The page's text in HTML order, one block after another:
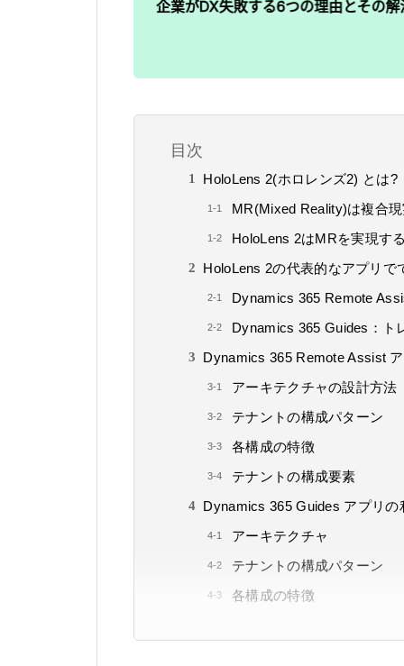
目次
HoloLens 2(ホロレンズ2) とは?
MR(Mixed Reality)は複合
HoloLens 2はMRを実現す
HoloLens 2の代表的なアプリで
Dynamics 365 Remote
Dynamics 365 Guides：ト
Dynamics 365 Remote Assist
アーキテクチャの設計方法
テナントの構成パターン
各構成の特徴
テナントの構成要素
Dynamics 365 Guides アプリの
アーキテクチャ
テナントの構成パターン
各構成の特徴